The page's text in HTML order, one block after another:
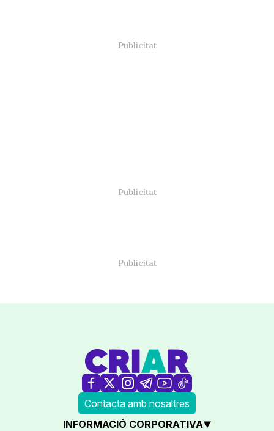
Contacta amb nosaltres
INFORMACIÓ CORPORATIVA